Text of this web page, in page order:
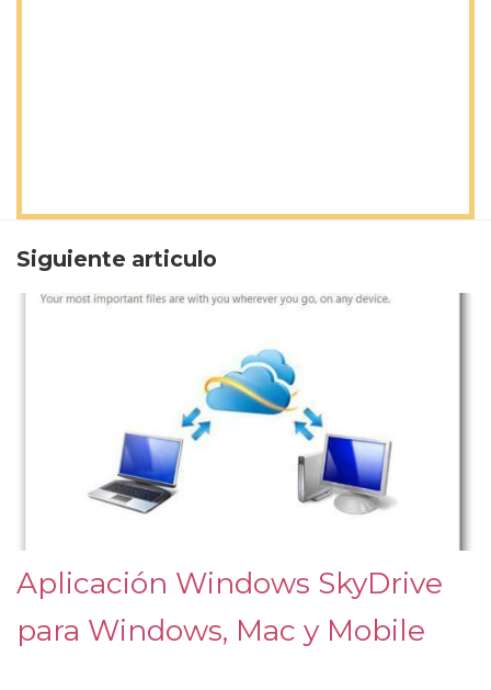
Siguiente articulo
Aplicación Windows SkyDrive
para Windows, Mac y Mobile